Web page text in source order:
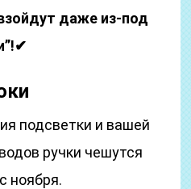
даже из-под
подсветки и вашей
ручки чешутся
ноября.